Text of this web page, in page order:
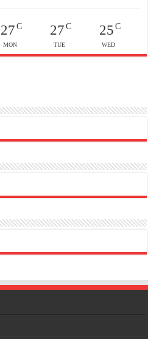
27 C
MON
27C
TUE
25C
WED